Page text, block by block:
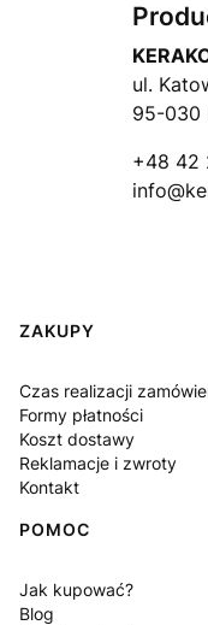
ul.
95-030
+48 42
Linki w stopce
ZAKUPY
Czas realizacji
Formy płatności
Koszt dostawy
Reklamacje i zwroty
Kontakt
POMOC
Jak kupować?
Blog